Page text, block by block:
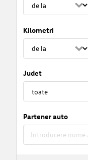
Kilometri
Judet
Partener auto